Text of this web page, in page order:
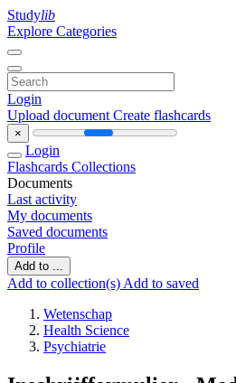
Studylib
Explore Categories
Login
Upload document Create flashcards
×
Login
Flashcards Collections
Documents
Last activity
My documents
Saved documents
Profile
Add to ...
Add to collection(s) Add to saved
Wetenschap
Health Science
Psychiatrie